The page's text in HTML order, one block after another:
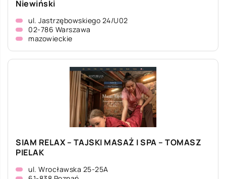
Niewiński
ul. Jastrzębowskiego 24/U02
02-786 Warszawa
mazowieckie
SIAM RELAX – TAJSKI MASAŻ I SPA – TOMASZ
PIELAK
ul. Wrocławska 25-25A